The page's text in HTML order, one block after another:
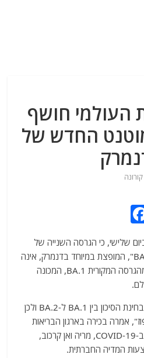
העולמי חושף
החדש של
קורונה
a
c
e
o
o
k
שלישי, כי הגרסה השנייה של
המוטאנט "אומיקרון" בשם "BA.2", המופצת במיוחד בדנמרק, אינה
גורמת לתסמינים חמורים יותר מהגרסה המקורית BA.1, המכונה
"אנחנו לא רואים שום הבדל מבחינת הסיכון בין BA.1 ל-BA.2 ולכן
אמרה בכירה בארגון הבריאות
העולמי האחראית על המאבק ב-COVID-19, מריה ואן קרכוב,
המדיה החברתית.